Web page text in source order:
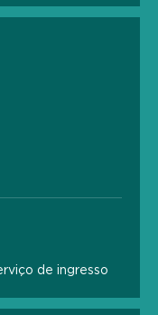
de ingresso